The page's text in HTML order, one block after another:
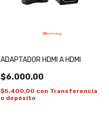
ADAPTADOR HDMI A HDMI
$6.000,00
$5.400,00 con Transferencia
o depósito